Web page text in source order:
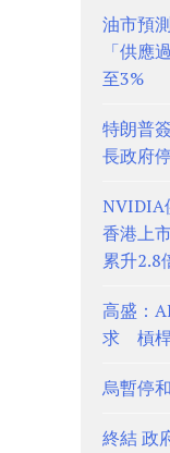
油市預
「供應
至3%
特朗普
長政府
NVIDIA
香港上
累升2.8
高盛：
求 槓桿
烏暫停
終結 政